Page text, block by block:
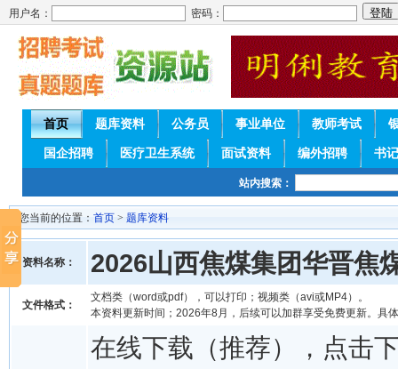
用户名： 密码：
首页 题库资料 公务员 事业单位 教师考试
国企招聘 医疗卫生系统 面试资料 编外招聘 书
站内搜索：
您当前的位置： 首页 > 题库资料
资料名称： 2026山西焦煤集团华晋焦
文件格式：
文档类（word或pdf），可以打印；视频类（avi或MP4）。
本资料更新时间；2026年8月，后续可以加群享受免费更新。具
在线下载（推荐），点击